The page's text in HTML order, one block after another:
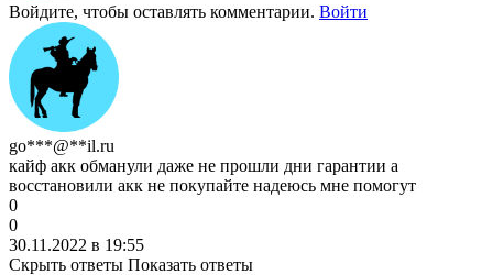
Войдите, чтобы оставлять комментарии. Войти
go***@**il.ru
кайф акк обманули даже не прошли дни гарантии а
восстановили акк не покупайте надеюсь мне помогут
0
0
30.11.2022 в 19:55
Скрыть ответы Показать ответы